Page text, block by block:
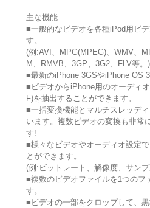
主な機能
■一般的なビデオを各種iPod用ビ
す。
(例:AVI、MPG(MPEG)、WMV、
M、RMVB、3GP、3G2、FLV等。)
■最新のiPhone 3GSやiPhone OS
■ビデオからiPhone用のオーディ
F)を抽出することができます。
■一括変換機能とマルチスレッデ
います。複数ビデオの変換も非常
す!
■様々なビデオやオーディオ設定
とができます。
(例:ビットレート、解像度、サン
■複数のビデオファイルを1つのフ
す。
■ビデオの一部をクロップして、